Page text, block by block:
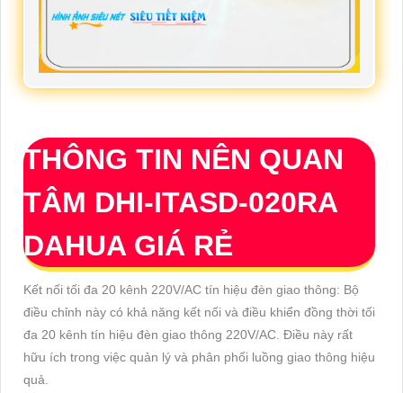
THÔNG TIN NÊN QUAN
TÂM DHI-ITASD-020RA
DAHUA GIÁ RẺ
Kết nối tối đa 20 kênh 220V/AC tín hiệu đèn giao thông: Bộ
điều chỉnh này có khả năng kết nối và điều khiển đồng thời tối
đa 20 kênh tín hiệu đèn giao thông 220V/AC. Điều này rất
hữu ích trong việc quản lý và phân phối luồng giao thông hiệu
quả.